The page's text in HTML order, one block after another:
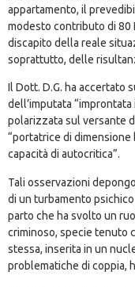
appartamento, il
modesto contributo di 80
discapito della reale
soprattutto, delle
Il Dott. D.G. ha accertato
dell’imputata
polarizzata sul versante
“portatrice di
capacità di autocritica”.
Tali osservazioni
di un turbamento
parto che ha svolto un
criminoso, specie tenuto
stessa, inserita in un
problematiche di coppia,